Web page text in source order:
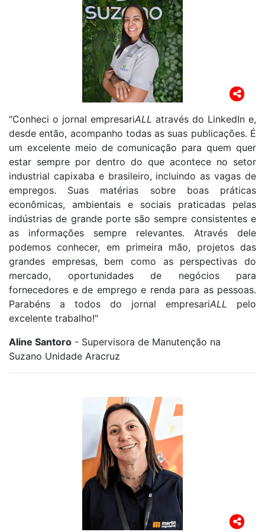
"Conheci o jornal empresariALL através do LinkedIn e,
desde então, acompanho todas as suas publicações. É
um excelente meio de comunicação para quem quer
estar sempre por dentro do que acontece no setor
industrial capixaba e brasileiro, incluindo as vagas de
empregos. Suas matérias sobre boas práticas
econômicas, ambientais e sociais praticadas pelas
indústrias de grande porte são sempre consistentes e
as informações sempre relevantes. Através dele
podemos conhecer, em primeira mão, projetos das
grandes empresas, bem como as perspectivas do
mercado, oportunidades de negócios para
fornecedores e de emprego e renda para as pessoas.
Parabéns a todos do jornal empresariALL pelo
excelente trabalho!"
Aline Santoro - Supervisora de Manutenção na
Suzano Unidade Aracruz